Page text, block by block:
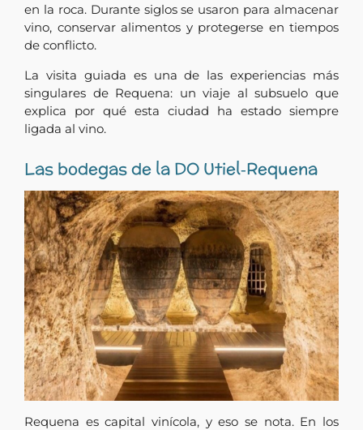
en la roca. Durante siglos se usaron para almacenar
vino, conservar alimentos y protegerse en tiempos
de conflicto.
La visita guiada es una de las experiencias más
singulares de Requena: un viaje al subsuelo que
explica por qué esta ciudad ha estado siempre
ligada al vino.
Las bodegas de la DO Utiel‑Requena
Requena es capital vinícola, y eso se nota. En los